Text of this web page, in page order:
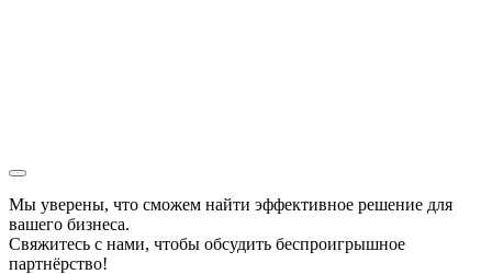
Мы уверены, что сможем найти эффективное решение для
вашего бизнеса.
Свяжитесь с нами, чтобы обсудить беспроигрышное
партнёрство!